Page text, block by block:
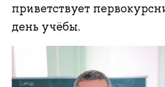
приветствует
день учёбы.